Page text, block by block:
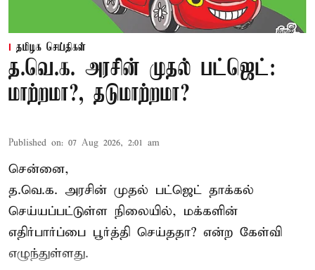
தமிழக செய்திகள்
த.வெ.க. அரசின் முதல் பட்ஜெட்:
மாற்றமா?, தடுமாற்றமா?
Published on: 07 Aug 2026, 2:01 am
சென்னை,
த.வெ.க. அரசின் முதல் பட்ஜெட் தாக்கல்
செய்யப்பட்டுள்ள நிலையில், மக்களின்
எதிர்பார்ப்பை பூர்த்தி செய்ததா? என்ற கேள்வி
எழுந்துள்ளது.